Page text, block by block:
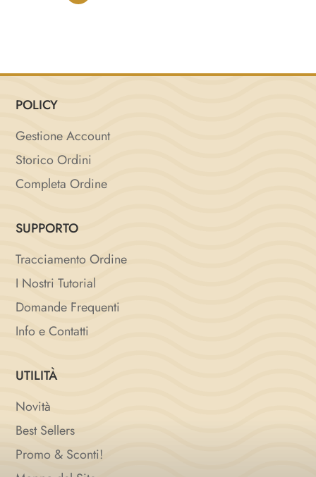
POLICY
Gestione Account
Storico Ordini
Completa Ordine
SUPPORTO
Tracciamento Ordine
I Nostri Tutorial
Domande Frequenti
Info e Contatti
UTILITÀ
Novità
Best Sellers
Promo & Sconti!